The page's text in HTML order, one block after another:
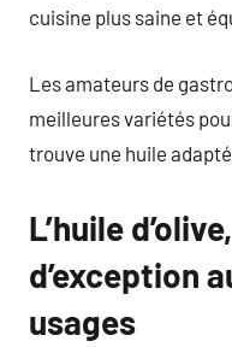
cuisine plus saine et
Les amateurs de
meilleures variétés
trouve une huile
L’huile
d’exception
usages